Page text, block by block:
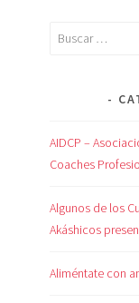
AIDCP –
Coaches
Algunos de los
Akáshicos
Aliméntate con